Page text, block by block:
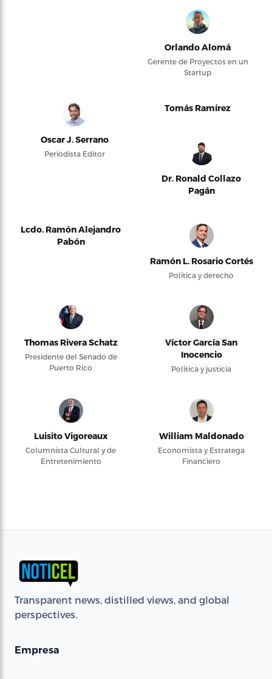
Orlando Alomá
Gerente de Proyectos en un
Startup
Oscar J. Serrano
Periodista Editor
Tomás Ramírez
Dr. Ronald Collazo
Pagán
Lcdo. Ramón Alejandro
Pabón
Ramón L. Rosario Cortés
Política y derecho
Thomas Rivera Schatz
Presidente del Senado de
Puerto Rico
Víctor García San
Inocencio
Política y justicia
Luisito Vigoreaux
Columnista Cultural y de
Entretenimiento
William Maldonado
Economista y Estratega
Financiero
Transparent news, distilled views, and global
perspectives.
Empresa